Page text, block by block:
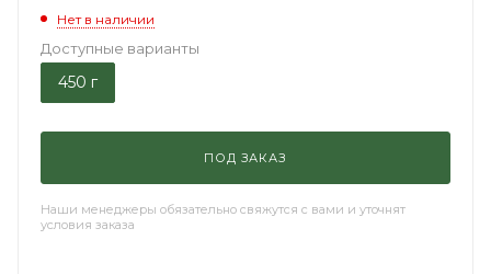
Нет в наличии
Доступные варианты
450 г
ПОД ЗАКАЗ
Наши менеджеры обязательно свяжутся с вами и уточнят
условия заказа